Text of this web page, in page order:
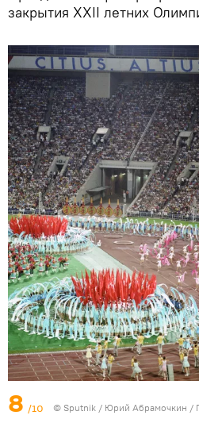
закрытия XXII летних
8 /10 © Sputnik / Юрий Абрамочкин /